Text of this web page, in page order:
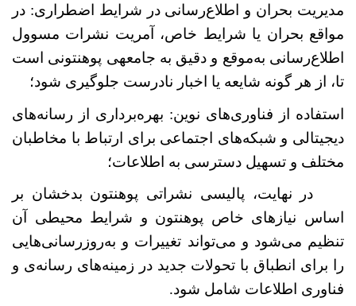
مدیریت بحران و اطلاع‌رسانی در شرایط اضطراری: در
مواقع بحران یا شرایط خاص، آمریت نشرات مسوول
اطلاع‌رسانی به‌موقع و دقیق به جامعه‏ی پوهنتونی است
تا، از هر گونه شایعه یا اخبار نادرست جلوگیری شود؛
استفاده از فناوری‌های نوین: بهره‌برداری از رسانه‌های
دیجیتالی و شبکه‌های اجتماعی برای ارتباط با مخاطبان
مختلف و تسهیل دسترسی به اطلاعات؛
در نهایت، پالیسی نشراتی پوهنتون بدخشان بر
اساس نیازهای خاص پوهنتون و شرایط محیطی آن
تنظیم می‌شود و می‌تواند تغییرات و به‌روزرسانی‌هایی
را برای انطباق با تحولات جدید در زمینه‌های رسانه‌ی و
فناوری اطلاعات شامل شود.